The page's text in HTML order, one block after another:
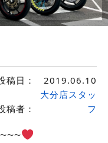
稿日： 2019.06.10
稿者：
大分店スタッ
フ